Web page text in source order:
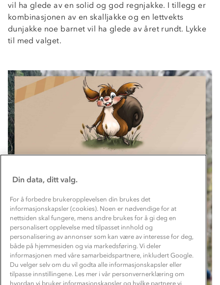
vil ha glede av en solid og god regnjakke. I tillegg er
kombinasjonen av en skalljakke og en lettvekts
dunjakke noe barnet vil ha glede av året rundt. Lykke
til med valget.
Om Stormberg
Din data, ditt valg.
For å forbedre brukeropplevelsen din brukes det
informasjonskapsler (cookies). Noen er nødvendige for at
nettsiden skal fungere, mens andre brukes for å gi deg en
personalisert opplevelse med tilpasset innhold og
personalisering av annonser som kan være av interesse for deg,
både på hjemmesiden og via markedsføring. Vi deler
informasjonen med våre samarbeidspartnere, inkludert Google.
Du velger selv om du vil godta alle informasjonskapsler eller
tilpasse innstillingene. Les mer i vår personvernerklæring om
hvordan vi bruker informasjonskapsler og hvilke partnere vi